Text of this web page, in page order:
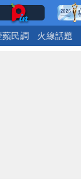
蘋民調 火線話題